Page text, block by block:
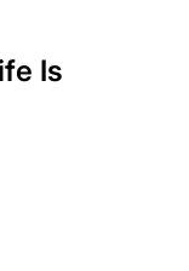
Is